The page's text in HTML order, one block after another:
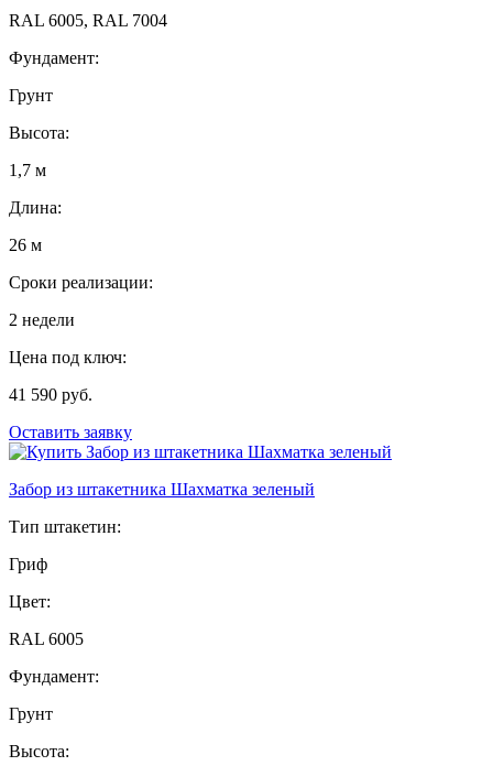
RAL 6005, RAL 7004
Фундамент:
Грунт
Высота:
1,7 м
Длина:
26 м
Сроки реализации:
2 недели
Цена под ключ:
41 590 руб.
Оставить заявку
Забор из штакетника Шахматка зеленый
Тип штакетин:
Гриф
Цвет:
RAL 6005
Фундамент:
Грунт
Высота: